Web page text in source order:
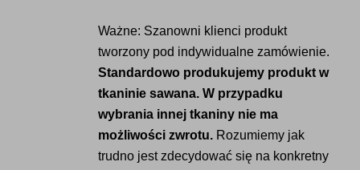
Ważne: Szanowni klienci produkt
tworzony pod indywidualne zamówienie.
Standardowo produkujemy produkt w
tkaninie sawana. W przypadku
wybrania innej tkaniny nie ma
możliwości zwrotu. Rozumiemy jak
trudno jest zdecydować się na konkretny